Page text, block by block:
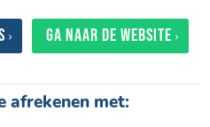
Ga naar de website
afrekenen met: